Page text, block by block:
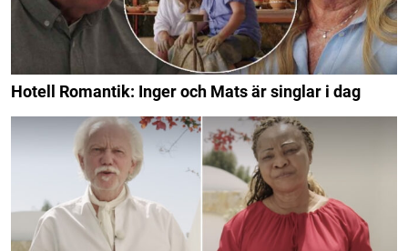
Hotell Romantik: Inger och Mats är singlar i dag